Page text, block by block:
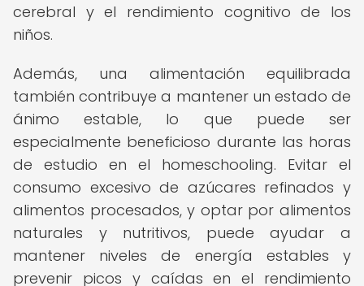
cerebral y el rendimiento cognitivo de los
niños.
Además, una alimentación equilibrada
también contribuye a mantener un estado de
ánimo estable, lo que puede ser
especialmente beneficioso durante las horas
de estudio en el homeschooling. Evitar el
consumo excesivo de azúcares refinados y
alimentos procesados, y optar por alimentos
naturales y nutritivos, puede ayudar a
mantener niveles de energía estables y
prevenir picos y caídas en el rendimiento